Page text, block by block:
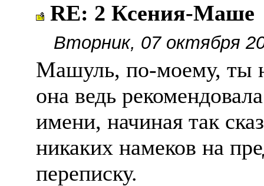
RE: 2 Ксения-Маше
Вторник, 07 октября
Машуль, по-моему, ты
она ведь
имени, начиная так
никаких намеков на
переписку.